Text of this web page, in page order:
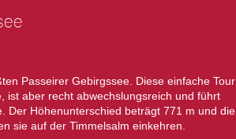
Passeirer Gebirgssee. Diese einfache Tour
ist aber recht abwechslungsreich und führt
Der Höhenunterschied beträgt 771 m und die
sie auf der Timmelsalm einkehren.